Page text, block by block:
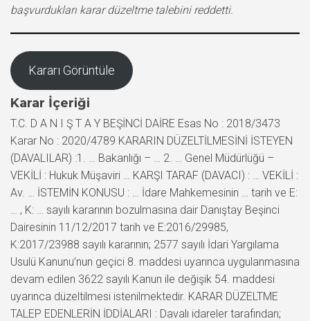
başvurdukları karar düzeltme talebini reddetti.
Kararı Görüntüle
Karar İçeriği
T.C. D A N I Ş T A Y BEŞİNCİ DAİRE Esas No : 2018/3473
Karar No : 2020/4789 KARARIN DÜZELTİLMESİNİ İSTEYEN
(DAVALILAR) :1. … Bakanlığı – … 2. … Genel Müdürlüğü –
VEKİLİ : Hukuk Müşaviri … KARŞI TARAF (DAVACI) : … VEKİLİ :
Av. … İSTEMİN KONUSU : … İdare Mahkemesinin … tarih ve E:
… , K: … sayılı kararının bozulmasına dair Danıştay Beşinci
Dairesinin 11/12/2017 tarih ve E:2016/29985,
K:2017/23988 sayılı kararının; 2577 sayılı İdari Yargılama
Usulü Kanunu’nun geçici 8. maddesi uyarınca uygulanmasına
devam edilen 3622 sayılı Kanun ile değişik 54. maddesi
uyarınca düzeltilmesi istenilmektedir. KARAR DÜZELTME
TALEP EDENLERİN İDDİALARI : Davalı idareler tarafından;